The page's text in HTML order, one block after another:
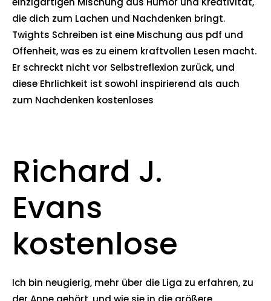
die dich zum Lachen und Nachdenken bringt.
Twights Schreiben ist eine Mischung aus pdf und
Offenheit, was es zu einem kraftvollen Lesen macht.
Er schreckt nicht vor Selbstreflexion zurück, und
diese Ehrlichkeit ist sowohl inspirierend als auch
zum Nachdenken kostenloses
Richard J.
Evans
kostenlose
Ich bin neugierig, mehr über die Liga zu erfahren, zu